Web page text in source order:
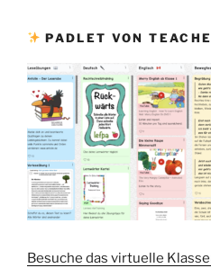
PADLET VON
Besuche das virtuelle